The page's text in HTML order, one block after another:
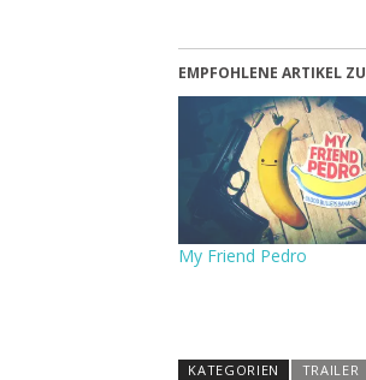
EMPFOHLENE ARTIKEL
My Friend Pedro
KATEGORIEN
TRAILER